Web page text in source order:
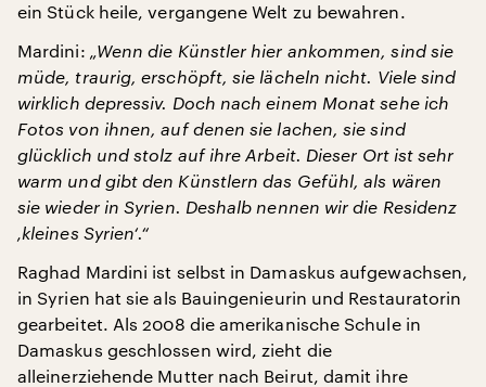
ein Stück heile, vergangene Welt zu bewahren.
Mardini: „Wenn die Künstler hier ankommen, sind sie
müde, traurig, erschöpft, sie lächeln nicht. Viele sind
wirklich depressiv. Doch nach einem Monat sehe ich
Fotos von ihnen, auf denen sie lachen, sie sind
glücklich und stolz auf ihre Arbeit. Dieser Ort ist sehr
warm und gibt den Künstlern das Gefühl, als wären
sie wieder in Syrien. Deshalb nennen wir die Residenz
‚kleines Syrien‘.“
Raghad Mardini ist selbst in Damaskus aufgewachsen,
in Syrien hat sie als Bauingenieurin und Restauratorin
gearbeitet. Als 2008 die amerikanische Schule in
Damaskus geschlossen wird, zieht die
alleinerziehende Mutter nach Beirut, damit ihre